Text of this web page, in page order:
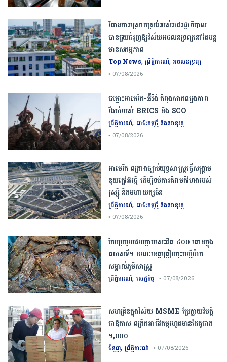
វិធានការស្រោចស្រង់របស់រាជរដ្ឋាភិបាល​
បាន​ជួយ​ជំរុញឱ្យវិស័យ​អចលនទ្រព្យនៅតែបន្ត​
មានសកម្មភាព
Top News,ព្រឹត្តិការណ៍, អចលនទ្រព្យ
• 07/08/2026
ជម្លោះ​អាមេរិក​-​អ៊ីរ៉ង់​ ​កំពុង​សាកល្បង​ភាព​
រឹងមាំ​របស់​ ​BRICS​ ​និង​ ​SCO​
ព្រឹត្តិការណ៍, អាជីវកម្មថ្មី និងនវានុវត្ត
• 07/08/2026
​អាមេរិក​ ពង្រាងច្បាប់​យុទ្ធសាស្ត្រ​ធ្វើ​សង្គ្រាម​
នុយក្លេអ៊ែរ​ថ្មី ដើម្បីទប់ការគំរាមកំហែងរបស់​
រុស្ស៊ី និងមហាយក្សចិន
ព្រឹត្តិការណ៍, អាជីវកម្មថ្មី និងនវានុវត្ត
• 07/08/2026
កែប​ប្រមូល​ផល​ក្តាម​សេះ​ជិត​ ​៤០០ ​តោន​ក្នុង​
ឆមាស​ទី​១​ ​ខណៈ​ខេត្ត​ត្រៀម​ចុះបញ្ជី​ម៉ាក​
សម្គាល់​ភូមិសាស្ត្រ​
ព្រឹត្តិការណ៍, សេដ្ឋកិច្ច • 07/08/2026
សហគ្រិនក្នុងវិស័យ MSME ប្រែក្លាយវិបត្តិ
ជាឱកាស ពង្រីកអាជីវកម្មរហូតមានដៃគូជាង
១,០០០
ជំនួញ,ព្រឹត្តិការណ៍ • 07/08/2026